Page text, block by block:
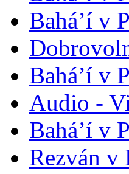
Bahá’í v
Bahá’í v
Audio -
Bahá’í v
Rezván v